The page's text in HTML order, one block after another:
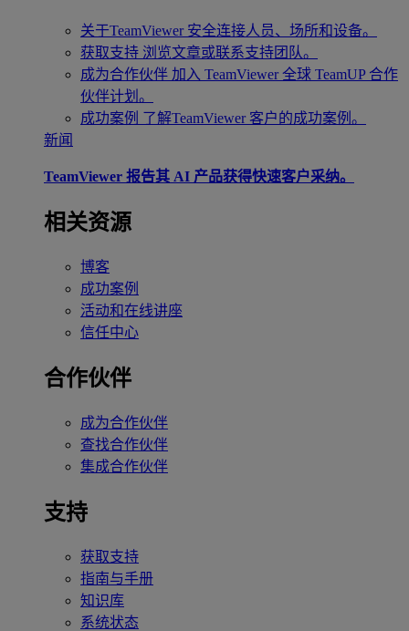
关于TeamViewer 安全连接人员、场所和设备。
获取支持 浏览文章或联系支持团队。
成为合作伙伴 加入 TeamViewer 全球 TeamUP 合作
伙伴计划。
成功案例 了解TeamViewer 客户的成功案例。
新闻
TeamViewer 报告其 AI 产品获得快速客户采纳。
相关资源
博客
成功案例
活动和在线讲座
信任中心
合作伙伴
成为合作伙伴
查找合作伙伴
集成合作伙伴
支持
获取支持
指南与手册
知识库
系统状态